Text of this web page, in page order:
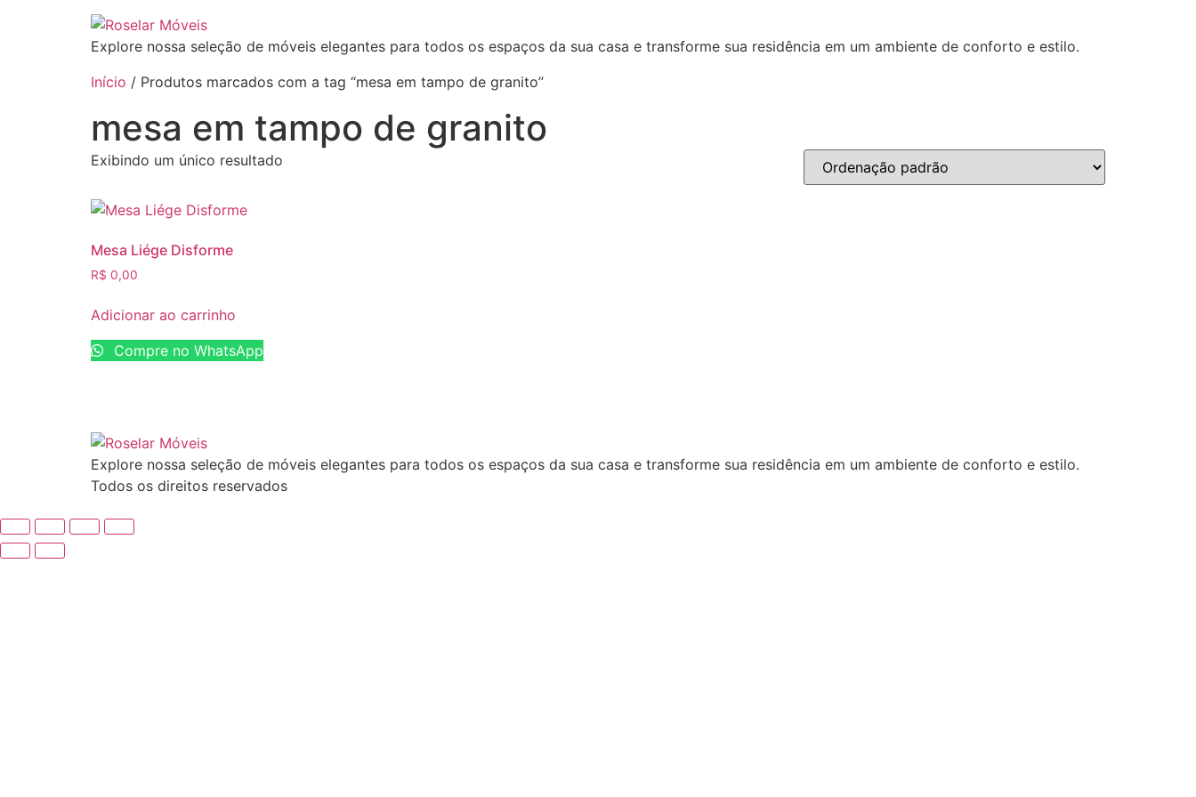
Explore nossa seleção de móveis elegantes para todos os espaços da sua casa e transforme sua residência em um ambiente de conforto e estilo.
Início / Produtos marcados com a tag “mesa em tampo de granito”
mesa em tampo de granito
Exibindo um único resultado
Mesa Liége Disforme
R$ 0,00
Adicionar ao carrinho
Compre no WhatsApp
Explore nossa seleção de móveis elegantes para todos os espaços da sua casa e transforme sua residência em um ambiente de conforto e estilo.
Todos os direitos reservados